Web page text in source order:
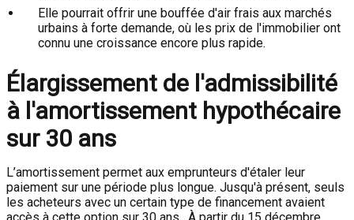
Elle pourrait offrir une bouffée d'air frais aux marchés
urbains à forte demande, où les prix de l'immobilier ont
connu une croissance encore plus rapide.
Élargissement de l'admissibilité
à l'amortissement hypothécaire
sur 30 ans
L’amortissement permet aux emprunteurs d'étaler leur
paiement sur une période plus longue. Jusqu'à présent, seuls
les acheteurs avec un certain type de financement avaient